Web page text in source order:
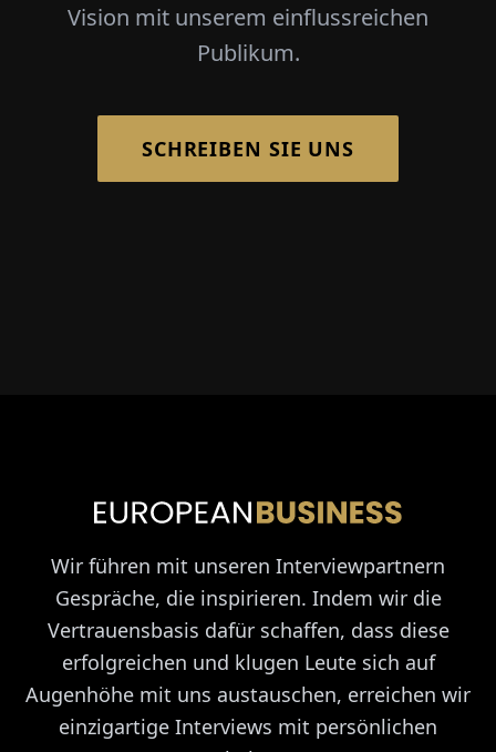
Vision mit unserem einflussreichen
Publikum.
SCHREIBEN SIE UNS
Wir führen mit unseren Interviewpartnern
Gespräche, die inspirieren. Indem wir die
Vertrauensbasis dafür schaffen, dass diese
erfolgreichen und klugen Leute sich auf
Augenhöhe mit uns austauschen, erreichen wir
einzigartige Interviews mit persönlichen